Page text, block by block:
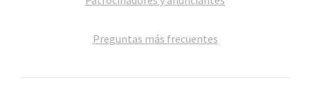
Preguntas más frecuentes